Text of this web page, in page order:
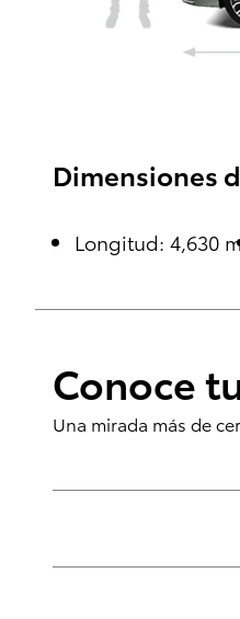
Dimensiones
Longitud: 4,630
Conoce
Una mirada más de